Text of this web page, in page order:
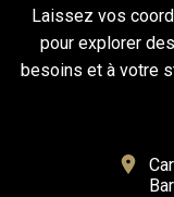
Laissez vos
pour explorer
besoins et à votre